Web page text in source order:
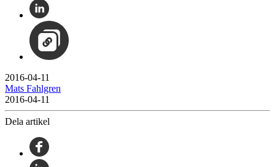
2016-04-11
Mats Fahlgren
2016-04-11
Dela artikel